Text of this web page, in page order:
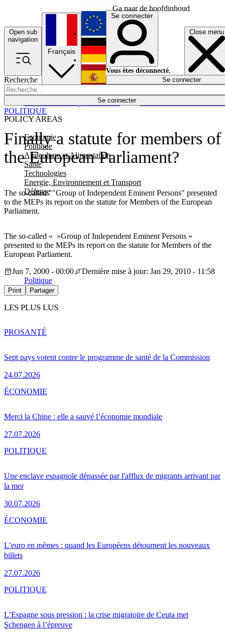
Ga naar de hoofdinhoud
Open sub
navigation
Close menu
Recherche
Se connecter
POLICY AREAS
Economie
Politique
Agriculture et Alimentation
Santé
Technologies
Energie, Environnement et Transport
Défense
Économie
Français
English
Deutsch
Español
Se connecter
Vous êtes déconnecté.
Se connecter
Finally a statute for members of
the European Parliament?
The so-called ""Group of Independent Eminent Persons" presented
to the MEPs its report on the statute for Members of the European
Parliament.
POLITIQUE
The so-called « »Group of Independent Eminent Persons »
presented to the MEPs its report on the statute for Members of the
European Parliament.
Jun 7, 2000 - 00:00
Dernière mise à jour: Jan 29, 2010 - 11:58
Politique
Print Partager
LES PLUS LUS
Sept pays votent contre le programme de santé de la Commission
24.07.2026
PROSANTÉ
Merci la Chine : elle a sauvé l’économie mondiale
27.07.2026
ÉCONOMIE
Une enclave espagnole dépassée par l'afflux de migrants arrivant par
la mer
30.07.2026
POLITIQUE
L’euro en mèmes : quand les Européens détournent les nouveaux
billets
27.07.2026
ÉCONOMIE
L’Espagne sous pression : la crise migratoire de Ceuta met
Schengen à l’épreuve
POLITIQUE